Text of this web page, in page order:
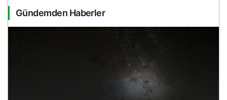
Gündemden Haberler